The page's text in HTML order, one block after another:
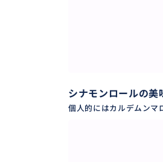
シナモンロールの
個人的にはカルデムンマ